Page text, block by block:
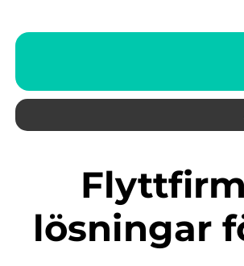
Flyttfirma Västerås med
lösningar